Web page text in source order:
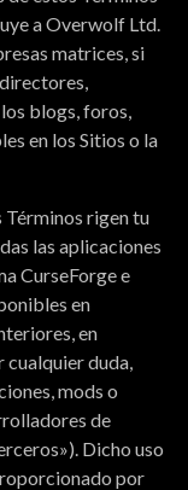
a Overwolf Ltd.
matrices, si
blogs, foros,
en los Sitios o la
Términos rigen tu
las aplicaciones
CurseForge e
en
en
cualquier duda,
mods o
de
Dicho uso
por